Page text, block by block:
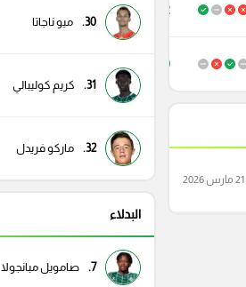
32
29
30. ميو ناجاتا
31. كريم كوليبالي
32. ماركو فريدل
البدلاء
7. صامويل مبانجولا